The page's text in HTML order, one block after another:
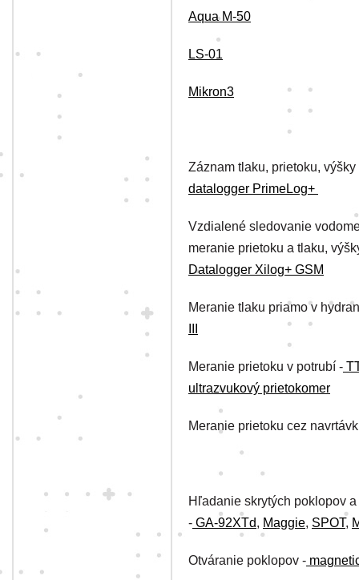
Aqua M-50
LS-01
Mikron3
Záznam tlaku, prietoku,
datalogger PrimeLog+
Vzdialené sledovanie
meranie prietoku a tlaku,
Datalogger Xilog+ GSM
Meranie tlaku priamo v
Meranie prietoku v potrubí -
ultrazvukový prietokomer
Meranie prietoku cez
Hľadanie skrytých poklopov
- GA-92XTd, Maggie, SPOT,
Otváranie poklopov -